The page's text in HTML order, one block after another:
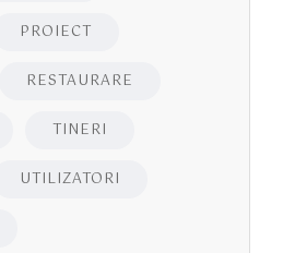
PROIECT
RESTAURARE
TINERI
UTILIZATORI